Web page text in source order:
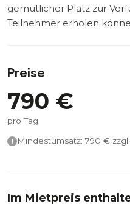
gemütlicher Platz zur
Teilnehmer erholen
Preise
790 €
pro Tag
Mindestumsatz: 790 €
Im Mietpreis